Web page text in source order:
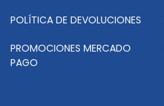
POLÍTICA DE DEVOLUCIONES
PROMOCIONES MERCADO
PAGO